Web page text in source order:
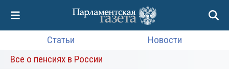
Статьи
Новости
Все о пенсиях в России